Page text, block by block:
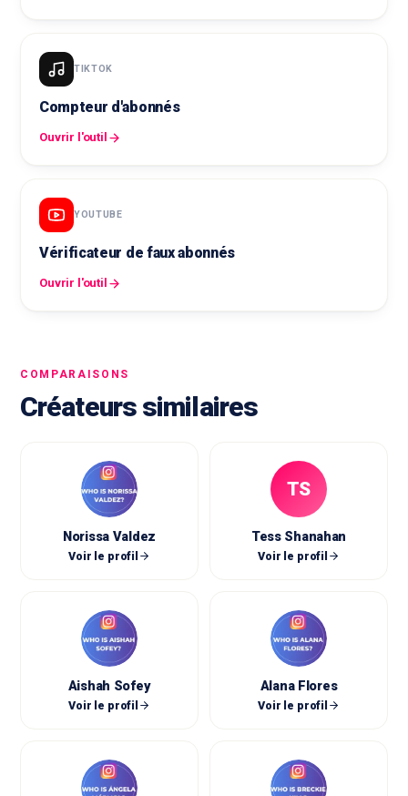
TIKTOK
Compteur d'abonnés
Ouvrir l'outil
YOUTUBE
Vérificateur de faux abonnés
Ouvrir l'outil
COMPARAISONS
Créateurs similaires
Norissa Valdez
Voir le profil
TS
Tess Shanahan
Voir le profil
Aishah Sofey
Voir le profil
Alana Flores
Voir le profil